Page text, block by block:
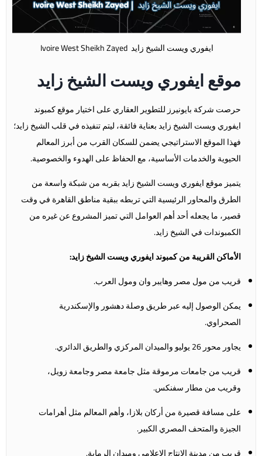
ايفوري ويست الشيخ زايد Ivoire West Sheikh Zayed
موقع ايفوري ويست الشيخ زايد
حرصت شركة بايونيرز للتطوير العقاري على اختيار موقع كمبوند
ايفوري ويست الشيخ زايدبعناية فائقة، ليتم تنفيذه في قلب الشيخ زايد؛
فهذا الموقع الاستراتيجي يضمن للسكان القرب من أبرز المعالم
الحيوية والخدمات الأساسية، مع الحفاظ على الهدوء والخصوصية.
يتميز موقعايفوري ويست الشيخ زايدبقربه من شبكة واسعة من
الطرق والمحاور الرئيسية التي تربطه ببقية مناطق القاهرة في وقت
قصير، ما يجعله أحد أهم العوامل التي تميز المشروع عن غيره من
الكمبوندات في الشيخ زايد.
الأماكن القريبة من كمبوند ايفوري ويست الشيخ زايد:
قريب من مول مصر وهايبر وان ومول العرب.
يمكن الوصول إليه عبر طريق وصلة دهشور والإسكندرية
الصحراوي.
يجاور محور 26 يوليو والميدان المركزي والطريق الدائري.
قريب من جامعات مرموقة مثل جامعة مصر وجامعة زويل،
وقريب من مطار سفنكس.
على مسافة قصيرة من أركان بلازا، وأهم المعالم مثل أهرامات
الجيزة والمتحف المصري الكبير.